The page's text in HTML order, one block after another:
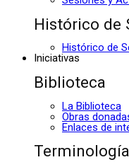
Histórico de
Histórico de
Iniciativas
Biblioteca
La Biblioteca
Obras
Enlaces de